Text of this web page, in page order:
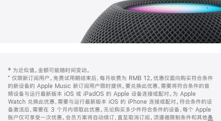
页
页
脚
注
‡ 为近似值。金额可能随时间变动。
⁺ 仅限新订阅用户。免费试用期结束后，每月收费为 RMB 12。优惠仅面向购买符合条件
的新设备的 Apple Music 新订阅用户限时提供。要兑换此优惠，需要将符合条件的音
频设备与运行最新版本 iOS 或 iPadOS 的 Apple 设备连接或配对。为 Apple
Watch 兑换此优惠，需要与运行最新版本 iOS 的 iPhone 连接或配对。符合条件的设
备激活后，需要在 3 个月内领取此优惠。无论购买多少件符合条件的设备，每个 Apple
账户仅可享受一次优惠。会员方案将自动续订，直至取消订阅。须遵循限制条件和其他条